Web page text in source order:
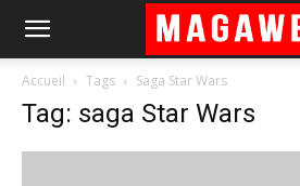
Accueil Tags Saga Star Wars
Tag: saga Star Wars